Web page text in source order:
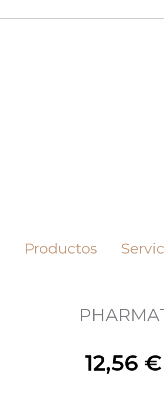
Productos
12,56 €